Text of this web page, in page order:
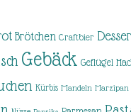
Brötchen Craftbier
Gebäck Geflügel
Kürbis Mandeln Marzipan